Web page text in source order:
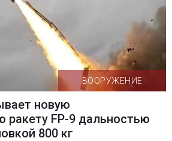
ВООРУЖЕНИЕ
новую
ракету FP-9 дальностью
800 кг